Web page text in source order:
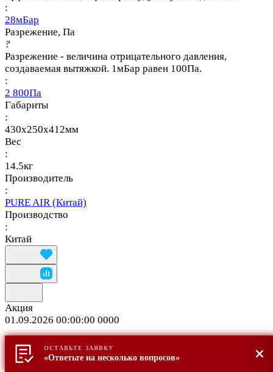
:
28мБар
Разрежение, Па
?
Разрежение - величина отрицательного давления,
создаваемая вытяжкой. 1мБар равен 100Па.
:
2 800Па
Габариты
:
430х250х412мм
Вес
:
14.5кг
Производитель
:
PURE AIR (Китай)
Производство
:
Китай
Акция
01.09.2026 00:00:00 0000
56 079.90 руб.
62 311 руб.
ОСТАВЬТЕ ЗАЯВКУ
«Ответьте на несколько вопросов»